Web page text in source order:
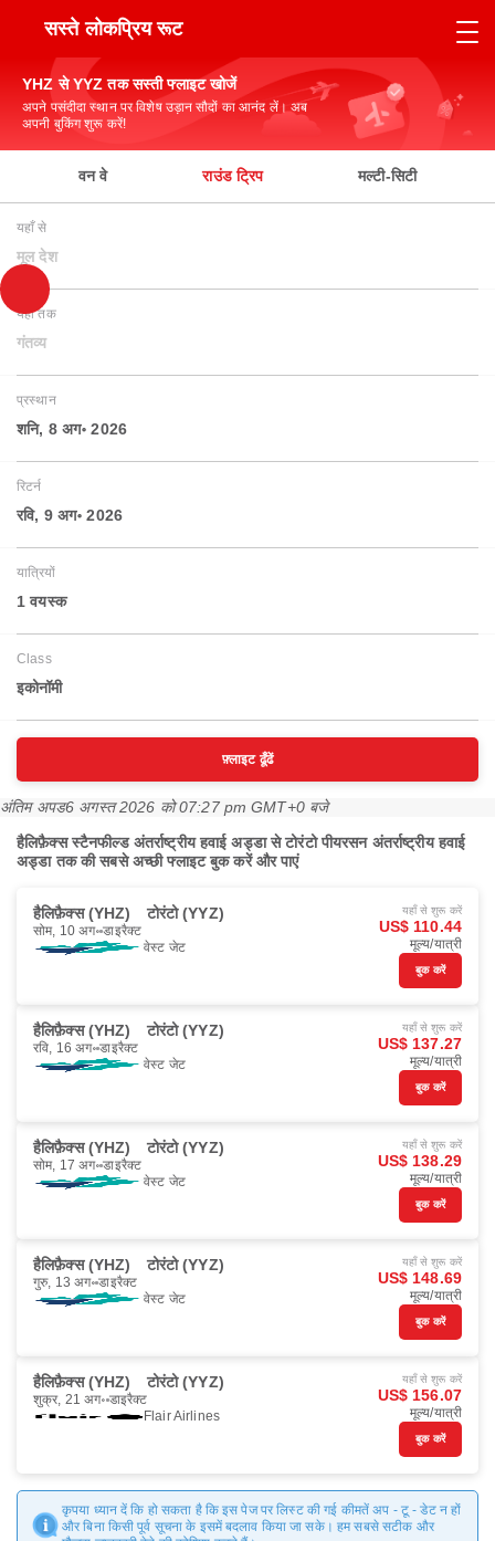
सस्ते लोकप्रिय रूट
YHZ से YYZ तक सस्ती फ्लाइट खोजें
अपने पसंदीदा स्थान पर विशेष उड़ान सौदों का आनंद लें। अब
अपनी बुकिंग शुरू करें!
वन वे राउंड ट्रिप मल्टी-सिटी
यहाँ से
मूल देश
यहाँ तक
गंतव्य
प्रस्थान
शनि, 8 अग॰ 2026
रिटर्न
रवि, 9 अग॰ 2026
यात्रियों
1 वयस्‍क
Class
इकोनॉमी
फ़्लाइट ढूँढें
अंतिम अपड6 अगस्त 2026 को 07:27 pm GMT+0 बजे
हैलिफ़ैक्स स्टैनफील्ड अंतर्राष्ट्रीय हवाई अड्डा से टोरंटो पीयरसन अंतर्राष्ट्रीय हवाई
अड्डा तक की सबसे अच्छी फ्लाइट बुक करें और पाएं
हैलिफ़ैक्स (YHZ) टोरंटो (YYZ)
सोम, 10 अग॰ डाइरैक्ट
वेस्ट जेट
यहाँ से शुरू करें
US$ 110.44
मूल्य/यात्री
बुक करें
हैलिफ़ैक्स (YHZ) टोरंटो (YYZ)
रवि, 16 अग॰ डाइरैक्ट
वेस्ट जेट
यहाँ से शुरू करें
US$ 137.27
मूल्य/यात्री
बुक करें
हैलिफ़ैक्स (YHZ) टोरंटो (YYZ)
सोम, 17 अग॰ डाइरैक्ट
वेस्ट जेट
यहाँ से शुरू करें
US$ 138.29
मूल्य/यात्री
बुक करें
हैलिफ़ैक्स (YHZ) टोरंटो (YYZ)
गुरु, 13 अग॰ डाइरैक्ट
वेस्ट जेट
यहाँ से शुरू करें
US$ 148.69
मूल्य/यात्री
बुक करें
हैलिफ़ैक्स (YHZ) टोरंटो (YYZ)
शुक्र, 21 अग॰ डाइरैक्ट
Flair Airlines
यहाँ से शुरू करें
US$ 156.07
मूल्य/यात्री
बुक करें
कृपया ध्यान दें कि हो सकता है कि इस पेज पर लिस्ट की गई कीमतें अप - टू - डेट न हों
और बिना किसी पूर्व सूचना के इसमें बदलाव किया जा सके। हम सबसे सटीक और